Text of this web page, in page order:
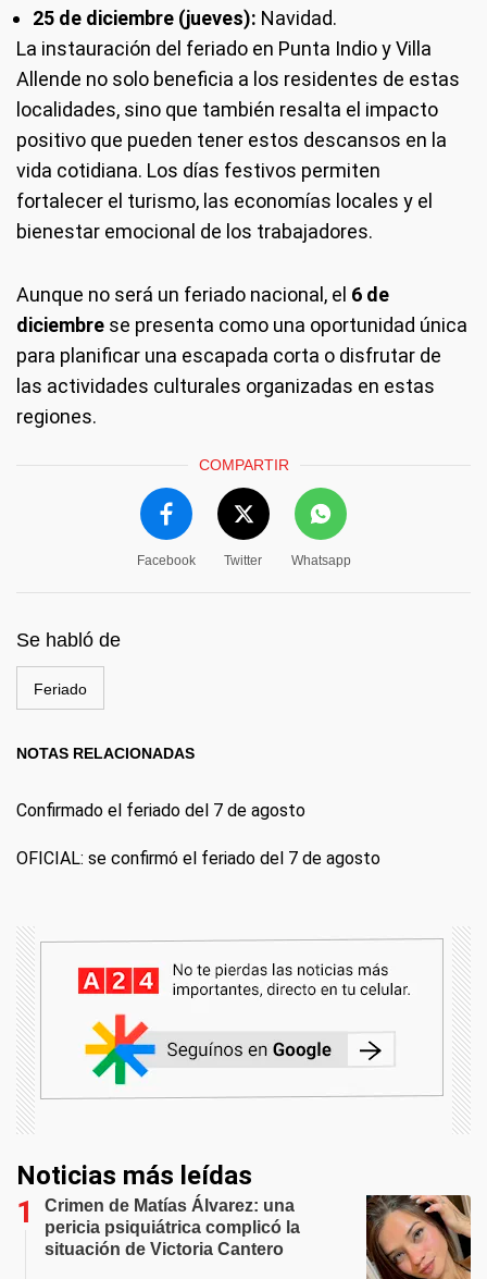
25 de diciembre (jueves): Navidad.
La instauración del feriado en Punta Indio y Villa
Allende no solo beneficia a los residentes de estas
localidades, sino que también resalta el impacto
positivo que pueden tener estos descansos en la
vida cotidiana. Los días festivos permiten
fortalecer el turismo, las economías locales y el
bienestar emocional de los trabajadores.
Aunque no será un feriado nacional, el 6 de
diciembre se presenta como una oportunidad única
para planificar una escapada corta o disfrutar de
las actividades culturales organizadas en estas
regiones.
COMPARTIR
Facebook Twitter Whatsapp
Se habló de
Feriado
NOTAS RELACIONADAS
Confirmado el feriado del 7 de agosto
OFICIAL: se confirmó el feriado del 7 de agosto
Noticias más leídas
Crimen de Matías Álvarez: una
pericia psiquiátrica complicó la
situación de Victoria Cantero